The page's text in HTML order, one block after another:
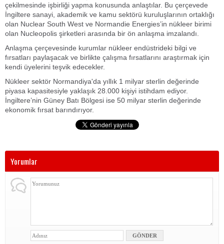
çekilmesinde işbirliği yapma konusunda anlaştılar. Bu çerçevede
İngiltere sanayi, akademik ve kamu sektörü kuruluşlarının ortaklığı
olan Nuclear South West ve Normandie Energies’in nükleer birimi
olan Nucleopolis şirketleri arasında bir ön anlaşma imzalandı.
Anlaşma çerçevesinde kurumlar nükleer endüstrideki bilgi ve
fırsatları paylaşacak ve birlikte çalışma fırsatlarını araştırmak için
kendi üyelerini teşvik edecekler.
Nükleer sektör Normandiya'da yıllık 1 milyar sterlin değerinde
piyasa kapasitesiyle yaklaşık 28.000 kişiyi istihdam ediyor.
İngiltere’nin Güney Batı Bölgesi ise 50 milyar sterlin değerinde
ekonomik fırsat barındırıyor.
Yorumlar